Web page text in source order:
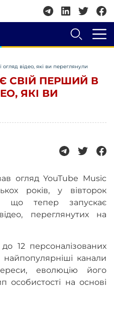
огляд відео, які ви переглянули
СВІЙ ПЕРШИЙ В
ЯКІ ВИ
огляд YouTube Music
років, у вівторок
що тепер запускає
переглянутих на
12 персоналізованих
найпопулярніші канали
еволюцію його
особистості на основі